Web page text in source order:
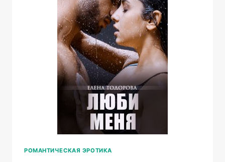
РОМАНТИЧЕСКАЯ ЭРОТИКА